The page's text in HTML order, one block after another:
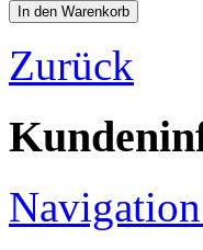
Zurück